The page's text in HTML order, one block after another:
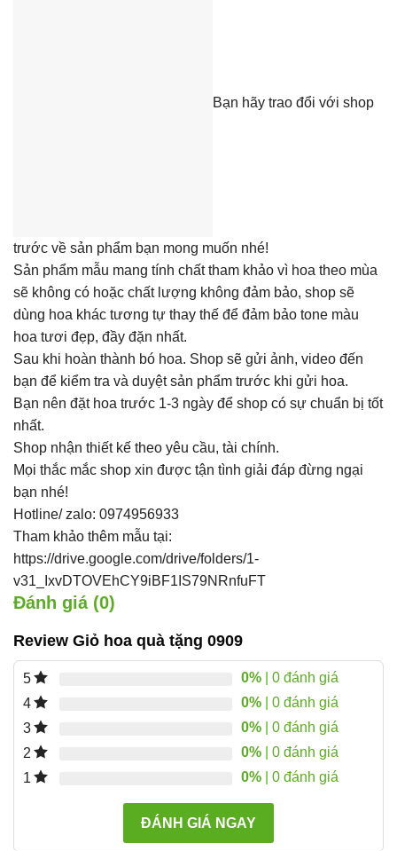
Bạn hãy trao đổi với shop
trước về sản phẩm bạn mong muốn nhé!
Sản phẩm mẫu mang tính chất tham khảo vì hoa theo mùa
sẽ không có hoặc chất lượng không đảm bảo, shop sẽ
dùng hoa khác tương tự thay thế để đảm bảo tone màu
hoa tươi đẹp, đầy đặn nhất.
Sau khi hoàn thành bó hoa. Shop sẽ gửi ảnh, video đến
bạn để kiểm tra và duyệt sản phẩm trước khi gửi hoa.
Bạn nên đặt hoa trước 1-3 ngày để shop có sự chuẩn bị tốt
nhất.
Shop nhận thiết kế theo yêu cầu, tài chính.
Mọi thắc mắc shop xin được tận tình giải đáp đừng ngại
bạn nhé!
Hotline/ zalo: 0974956933
Tham khảo thêm mẫu tại:
https://drive.google.com/drive/folders/1-
v31_IxvDTOVEhCY9iBF1IS79NRnfuFT
Đánh giá (0)
Review Giỏ hoa quà tặng 0909
5 0% | 0 đánh giá
4
0% | 0 đánh giá
3
0% | 0 đánh giá
2
0% | 0 đánh giá
1
0% | 0 đánh giá
ĐÁNH GIÁ NGAY